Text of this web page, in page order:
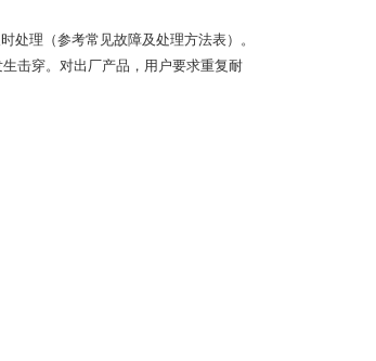
处理（参考常见故障及处理方法表）。
击穿。对出厂产品，用户要求重复耐